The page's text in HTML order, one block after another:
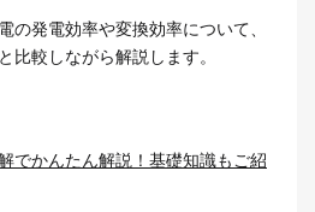
の発電効率や変換効率について、
比較しながら解説します。
でかんたん解説！基礎知識もご紹